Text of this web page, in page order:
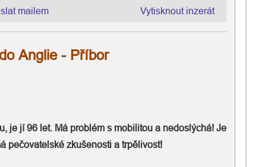
mailem Vytisknout inzerát
HLEDÁM - Hledám pečovatelku do Anglie - Příbor
je jí 96 let. Má problém s mobilitou a nedoslýchá! Je
pečovatelské zkušenosti a trpělivost!